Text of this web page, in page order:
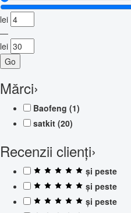
lei
—
lei
Go
Mărci›
Baofeng (1)
satkit (20)
Recenzii clienți›
și peste
și peste
și peste